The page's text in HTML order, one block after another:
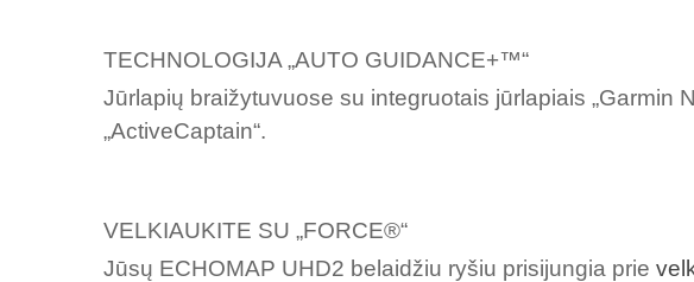
TECHNOLOGIJA „AUTO GUIDANCE+™“
Jūrlapių braižytuvuose su integruotais jūrlapiais „Garmin
„ActiveCaptain“.
VELKIAUKITE SU „FORCE®“
Jūsų ECHOMAP UHD2 belaidžiu ryšiu prisijungia prie